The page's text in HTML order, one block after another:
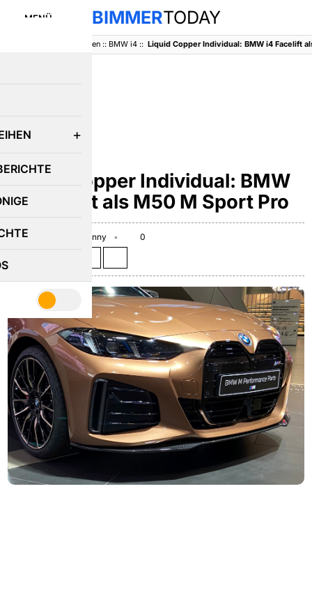
MENÜ BIMMERTODAY
Baureihen:: BMW i4:: Liquid Copper Individual: BMW i4 Facelift
Liquid Copper Individual: BMW
i4 Facelift als M50 M Sport Pro
May 13, 2024 Benny
0